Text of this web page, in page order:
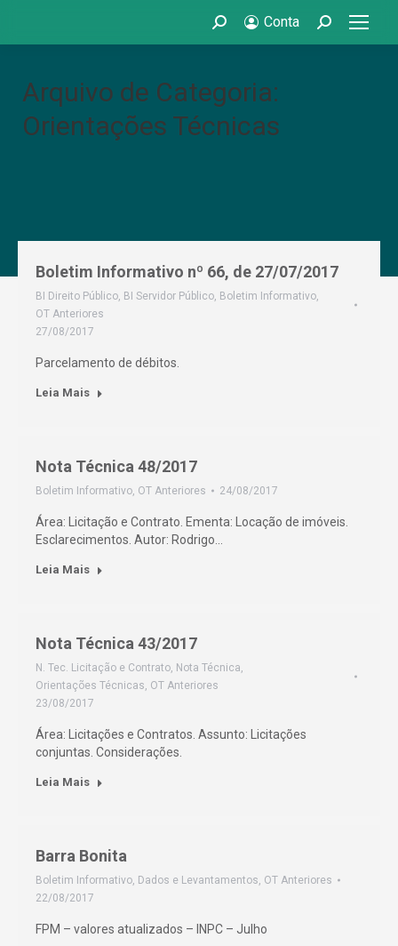
Search: Conta Search:
Arquivo de Categoria:
Orientações Técnicas
Boletim Informativo nº 66, de 27/07/2017
BI Direito Público, BI Servidor Público, Boletim Informativo,
OT Anteriores
27/08/2017
Parcelamento de débitos.
Leia Mais
Nota Técnica 48/2017
Boletim Informativo, OT Anteriores 24/08/2017
Área: Licitação e Contrato. Ementa: Locação de imóveis.
Esclarecimentos. Autor: Rodrigo…
Leia Mais
Nota Técnica 43/2017
N. Tec. Licitação e Contrato, Nota Técnica,
Orientações Técnicas, OT Anteriores
23/08/2017
Área: Licitações e Contratos. Assunto: Licitações
conjuntas. Considerações.
Leia Mais
Barra Bonita
Boletim Informativo, Dados e Levantamentos, OT Anteriores
22/08/2017
FPM – valores atualizados – INPC – Julho